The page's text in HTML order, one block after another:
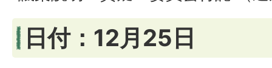
日付：12月25日